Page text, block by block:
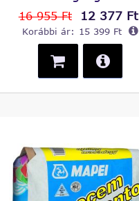
16 955 Ft 12 377 Ft
Korábbi ár: 15 399 Ft